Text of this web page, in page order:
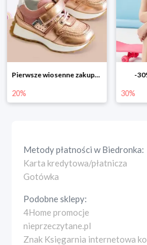
Pierwsze wiosenne zakupy -20% -30% na wszystko!!
Metody płatności wBiedronka:
Karta kredytowa/płatnicza
Gotówka
Podobne sklepy:
4Home promocje
nieprzeczytane.pl
Znak Księgarnia internetowa